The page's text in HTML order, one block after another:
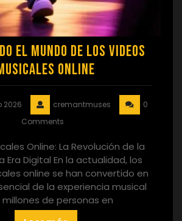
el Mundo de los Videos
Online
2026 cremantmuses
0
Comments
Online: La Revolución de la
Era Digital En la actualidad, los
online se han convertido en
de la experiencia musical
de personas en